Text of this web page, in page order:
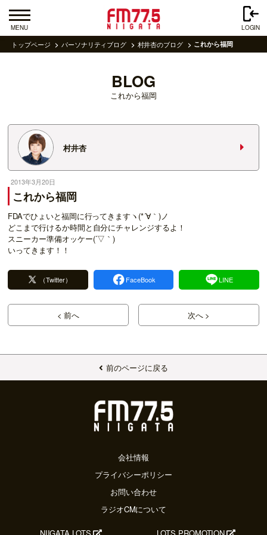
MENU LOGIN
トップページ パーソナリティブログ 村井杏のブログ これから福岡
BLOG
これから福岡
村井杏
2013年3月20日
これから福岡
FDAでひょいと福岡に行ってきますヽ(*´∀｀)ノ
どこまで行けるか時間と自分にチャレンジするよ！
スニーカー準備オッケー(´▽｀)
いってきます！！
（Twitter） FaceBook LINE
< 前へ 次へ >
前のページに戻る
会社情報
プライバシーポリシー
お問い合わせ
ラジオCMについて
NIIGATA LOTS LOTS PROMOTION